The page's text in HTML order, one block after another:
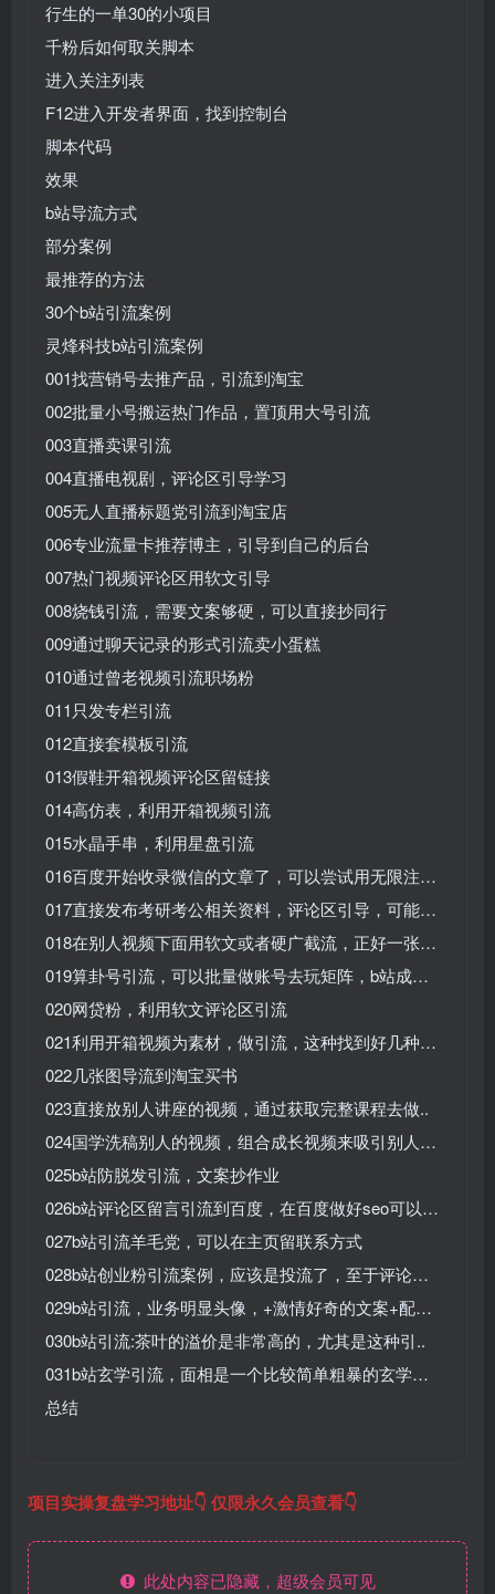
行生的一单30的小项目
千粉后如何取关脚本
进入关注列表
F12进入开发者界面，找到控制台
脚本代码
效果
b站导流方式
部分案例
最推荐的方法
30个b站引流案例
灵烽科技b站引流案例
001找营销号去推产品，引流到淘宝
002批量小号搬运热门作品，置顶用大号引流
003直播卖课引流
004直播电视剧，评论区引导学习
005无人直播标题党引流到淘宝店
006专业流量卡推荐博主，引导到自己的后台
007热门视频评论区用软文引导
008烧钱引流，需要文案够硬，可以直接抄同行
009通过聊天记录的形式引流卖小蛋糕
010通过曾老视频引流职场粉
011只发专栏引流
012直接套模板引流
013假鞋开箱视频评论区留链接
014高仿表，利用开箱视频引流
015水晶手串，利用星盘引流
016百度开始收录微信的文章了，可以尝试用无限注…
017直接发布考研考公相关资料，评论区引导，可能…
018在别人视频下面用软文或者硬广截流，正好一张…
019算卦号引流，可以批量做账号去玩矩阵，b站成…
020网贷粉，利用软文评论区引流
021利用开箱视频为素材，做引流，这种找到好几种…
022几张图导流到淘宝买书
023直接放别人讲座的视频，通过获取完整课程去做..
024国学洗稿别人的视频，组合成长视频来吸引别人…
025b站防脱发引流，文案抄作业
026b站评论区留言引流到百度，在百度做好seo可以…
027b站引流羊毛党，可以在主页留联系方式
028b站创业粉引流案例，应该是投流了，至于评论…
029b站引流，业务明显头像，+激情好奇的文案+配…
030b站引流:茶叶的溢价是非常高的，尤其是这种引..
031b站玄学引流，面相是一个比较简单粗暴的玄学…
总结
项目实操复盘学习地址👇 仅限永久会员查看👇
此处内容已隐藏，超级会员可见